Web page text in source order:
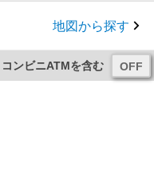
地図から探す
コンビニATMを含む